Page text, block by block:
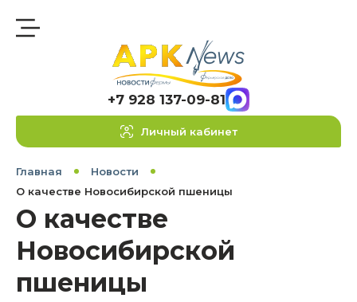
+7 928 137-09-81
Личный кабинет
Главная
Новости
О качестве Новосибирской пшеницы
О качестве
Новосибирской
пшеницы